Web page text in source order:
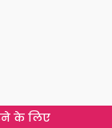
के लिए